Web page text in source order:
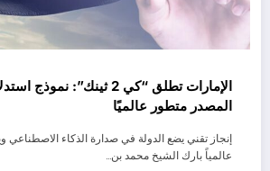
الإمارات تطلق “كي 2 ثينك”:
المصدر متطور عالميًا
إنجاز تقني يضع الدولة في صدارة الذكاء الاصطناعي
عالمياً بارك الشيخ محمد بن…